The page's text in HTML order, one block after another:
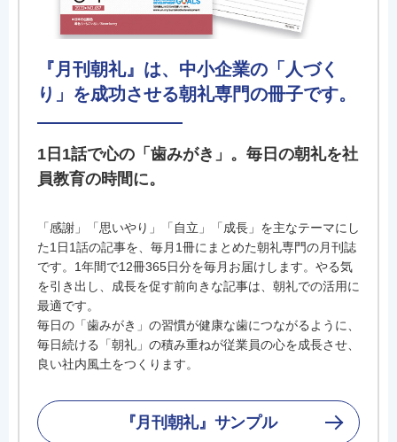
『月刊朝礼』は、中小企業の「人づく
り」を成功させる朝礼専門の冊子です。
1日1話で心の「歯みがき」。毎日の朝礼を社
員教育の時間に。
「感謝」「思いやり」「自立」「成長」を主なテーマにし
た1日1話の記事を、毎月1冊にまとめた朝礼専門の月刊誌
です。1年間で12冊365日分を毎月お届けします。やる気
を引き出し、成長を促す前向きな記事は、朝礼での活用に
最適です。
毎日の「歯みがき」の習慣が健康な歯につながるように、
毎日続ける「朝礼」の積み重ねが従業員の心を成長させ、
良い社内風土をつくります。
『月刊朝礼』サンプル